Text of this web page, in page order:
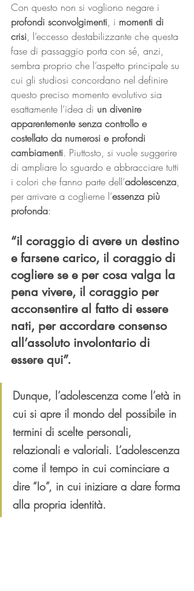
Con questo non si vogliono negare i
profondi sconvolgimenti, i momenti di
crisi, l’eccesso destabilizzante che questa
fase di passaggio porta con sé, anzi,
sembra proprio che l’aspetto principale su
cui gli studiosi concordano nel definire
questo preciso momento evolutivo sia
esattamente l’idea di un divenire
apparentemente senza controllo e
costellato da numerosi e profondi
cambiamenti. Piuttosto, si vuole suggerire
di ampliare lo sguardo e abbracciare tutti
i colori che fanno parte dell’adolescenza,
per arrivare a coglierne l’essenza più
profonda:
“il coraggio di avere un destino
e farsene carico, il coraggio di
cogliere se e per cosa valga la
pena vivere, il coraggio per
acconsentire al fatto di essere
nati, per accordare consenso
all’assoluto involontario di
essere qui”.
Dunque, l’adolescenza come l’età in
cui si apre il mondo del possibile in
termini di scelte personali,
relazionali e valoriali. L’adolescenza
come il tempo in cui cominciare a
dire “Io”, in cui iniziare a dare forma
alla propria identità.